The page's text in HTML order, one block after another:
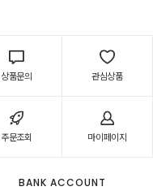
상품문의 관심상품
주문조회 마이페이지
BANK ACCOUNT